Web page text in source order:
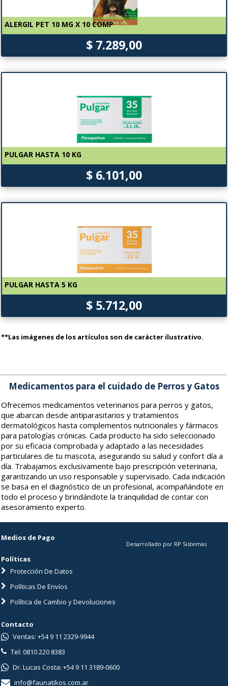
ALERGIL PET 10 MG X 10 COMP
$ 7.289,00
PULGAR HASTA 10 KG
$ 6.101,00
PULGAR HASTA 5 KG
$ 5.712,00
**Las imágenes de los artículos son de carácter ilustrativo.
Medicamentos para el cuidado de Perros y Gatos
Ofrecemos medicamentos veterinarios para perros y gatos,
que abarcan desde antiparasitarios y tratamientos
dermatológicos hasta complementos nutricionales y fármacos
para patologías crónicas. Cada producto ha sido seleccionado
por su eficacia comprobada y adaptado a las necesidades
particulares de tu mascota, asegurando su salud y confort día a
día. Trabajamos exclusivamente bajo prescripción veterinaria,
garantizando un uso responsable y supervisado. Cada indicación
se basa en el diagnóstico de un profesional, acompañándote en
todo el proceso y brindándote la tranquilidad de contar con
asesoramiento experto.
Medios de Pago
Políticas
Protección De Datos
Políticas De Envíos
Política de Cambio y Devoluciones
Desarrollado por RP Sistemas
Contacto
Ventas: +54 9 11 2329-9944
Tel: 0810 220 8383
Dr. Lucas Costa: +54 9 11 3189-0600
info@faunatikos.com.ar